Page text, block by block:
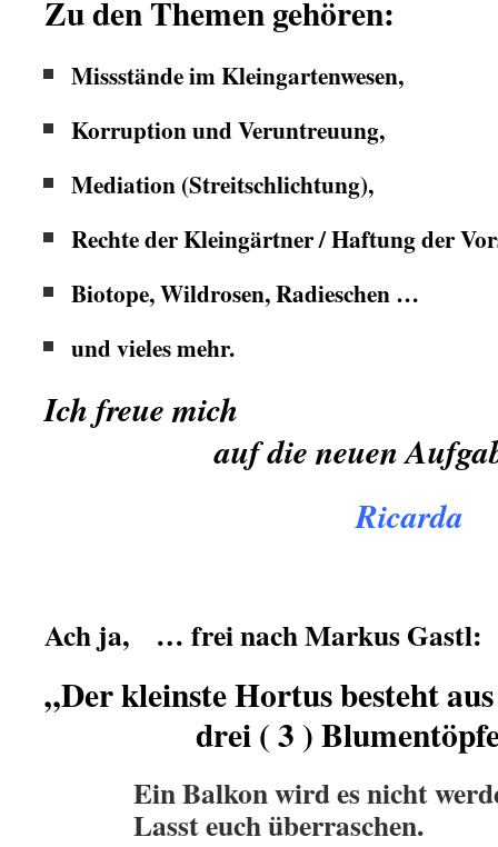
Zu den Themen gehören:
Missstände im Kleingartenwesen,
Korruption und Veruntreuung,
Mediation (Streitschlichtung),
Rechte der Kleingärtner / Haftung der
Biotope, Wildrosen, Radieschen …
und vieles mehr.
Ich freue mich
auf die neuen
Ricarda
Ach ja, … frei nach Markus Gastl:
„Der kleinste Hortus besteht aus
drei ( 3 )
Ein Balkon wird es nicht
Lasst euch überraschen.